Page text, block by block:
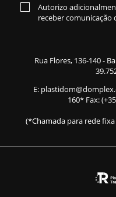
Autorizo
receber comunicação
Rua Flores, 136-140-
E:
160* Fax:
(*Chamada para rede